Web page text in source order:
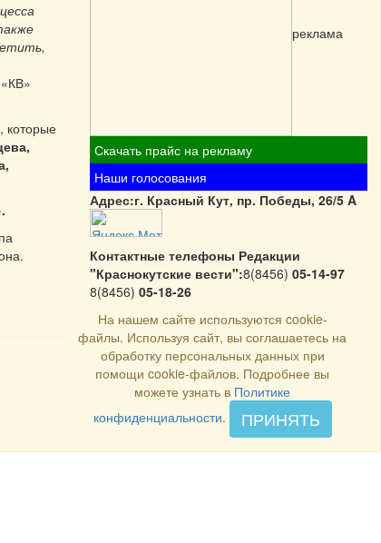
которые
реклама
Скачать прайс на рекламу
Наши голосования
Адрес:г. Красный Кут, пр. Победы, 26/5 A
Контактные телефоны Редакции
"Краснокутские вести":8(8456) 05-14-97
8(8456) 05-18-26
На нашем сайте используются cookie-
файлы. Используя сайт, вы соглашаетесь на
обработку персональных данных при
помощи cookie-файлов. Подробнее вы
можете узнать в Политике
конфиденциальности. ПРИНЯТЬ